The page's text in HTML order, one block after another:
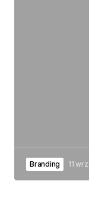
Branding 11